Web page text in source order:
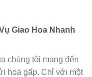
Giao Hoa Nhanh
chúng tôi mang đến
hoa gấp. Chỉ với một